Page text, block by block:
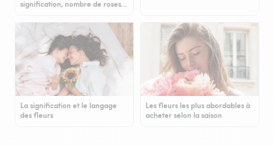
signification, nombre de roses…
La signification et le langage
des fleurs
Les fleurs les plus abordables à
acheter selon la saison